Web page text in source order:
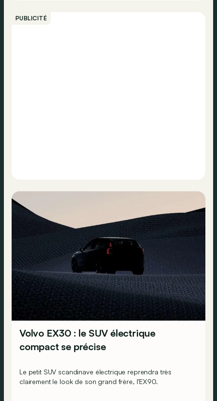
PUBLICITÉ
Volvo EX30 : le SUV électrique
compact se précise
Le petit SUV scandinave électrique reprendra très
clairement le look de son grand frère, l’EX90.